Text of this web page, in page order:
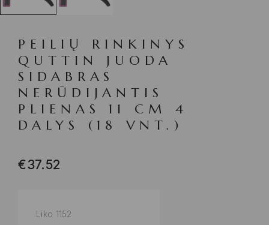
PEILIŲ RINKINYS
QUTTIN JUODA
SIDABRAS
NERŪDIJANTIS
PLIENAS 11 CM 4
DALYS (18 VNT.)
€37.52
Liko 1152